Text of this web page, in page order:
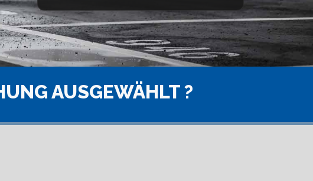
AUSGEWÄHLT ?